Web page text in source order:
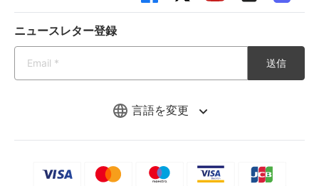
言語を変更
ニュースレター登録
送信